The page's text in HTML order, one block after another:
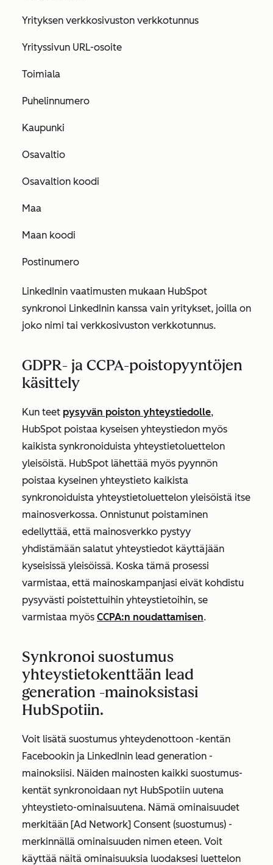
Yrityksen verkkosivuston verkkotunnus
Yrityssivun URL-osoite
Toimiala
Puhelinnumero
Kaupunki
Osavaltio
Osavaltion koodi
Maa
Maan koodi
Postinumero
LinkedInin vaatimusten mukaan HubSpot
synkronoi LinkedInin kanssa vain yritykset, joilla on
joko nimi tai verkkosivuston verkkotunnus.
GDPR- ja CCPA-poistopyyntöjen
käsittely
Kun teet pysyvän poiston yhteystiedolle,
HubSpot poistaa kyseisen yhteystiedon myös
kaikista synkronoiduista yhteystietoluettelon
yleisöistä. HubSpot lähettää myös pyynnön
poistaa kyseinen yhteystieto kaikista
synkronoiduista yhteystietoluettelon yleisöistä itse
mainosverkossa. Onnistunut poistaminen
edellyttää, että mainosverkko pystyy
yhdistämään salatut yhteystiedot käyttäjään
kyseisissä yleisöissä. Koska tämä prosessi
varmistaa, että mainoskampanjasi eivät kohdistu
pysyvästi poistettuihin yhteystietoihin, se
varmistaa myös CCPA:n noudattamisen.
Synkronoi suostumus
yhteystietokenttään lead
generation -mainoksistasi
HubSpotiin.
Voit lisätä suostumus yhteydenottoon -kentän
Facebookin ja LinkedInin lead generation -
mainoksiisi. Näiden mainosten kaikki suostumus-
kentät synkronoidaan nyt HubSpotiin uutena
yhteystieto-ominaisuutena. Nämä ominaisuudet
merkitään [Ad Network] Consent (suostumus) -
merkinnällä ominaisuuden nimen eteen. Voit
käyttää näitä ominaisuuksia luodaksesi luettelon